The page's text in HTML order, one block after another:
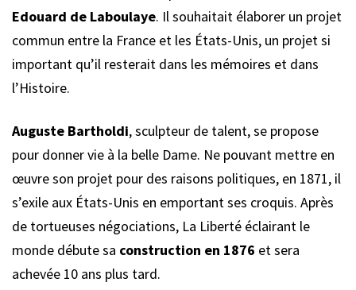
Edouard de Laboulaye. Il souhaitait élaborer un projet
commun entre la France et les États-Unis, un projet si
important qu’il resterait dans les mémoires et dans
l’Histoire.
Auguste Bartholdi, sculpteur de talent, se propose
pour donner vie à la belle Dame. Ne pouvant mettre en
œuvre son projet pour des raisons politiques, en 1871, il
s’exile aux États-Unis en emportant ses croquis. Après
de tortueuses négociations, La Liberté éclairant le
monde débute sa construction en 1876 et sera
achevée 10 ans plus tard.